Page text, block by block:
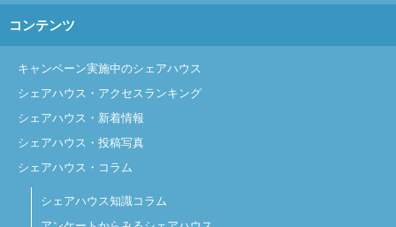
コンテンツ
キャンペーン実施中のシェアハウス
シェアハウス・アクセスランキング
シェアハウス・新着情報
シェアハウス・投稿写真
シェアハウス・コラム
シェアハウス知識コラム